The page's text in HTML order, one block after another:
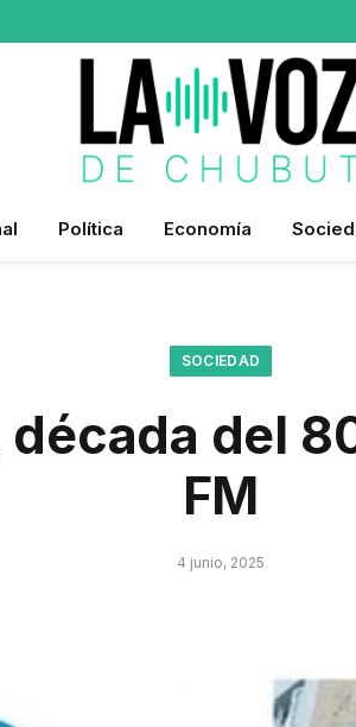
Política Economía
SOCIEDAD
década del
FM
4 junio, 2025